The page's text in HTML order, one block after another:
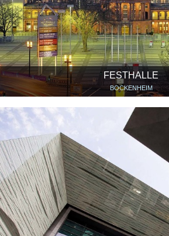
FESTHALLE
BOCKENHEIM